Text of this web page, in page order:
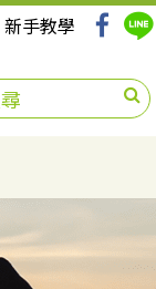
新手教學